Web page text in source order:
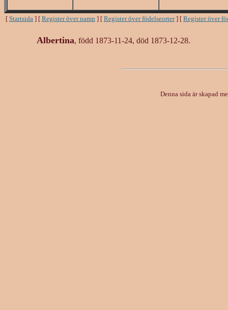
[ Startsida ] [ Register över namn ] [ Register över födelseorter] [ Register över
Albertina, född 1873-11-24, död 1873-12-28.
Denna sida är skapad